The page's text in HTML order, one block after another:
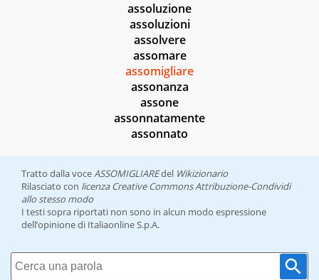
assoluzione
assoluzioni
assolvere
assomare
assomigliare
assonanza
assone
assonnatamente
assonnato
Tratto dalla voceASSOMIGLIAREdel Wikizionario
Rilasciato con licenza Creative Commons Attribuzione-Condividi
allo stesso modo
I testi sopra riportati non sono in alcun modo espressione
dell’opinione di Italiaonline S.p.A.